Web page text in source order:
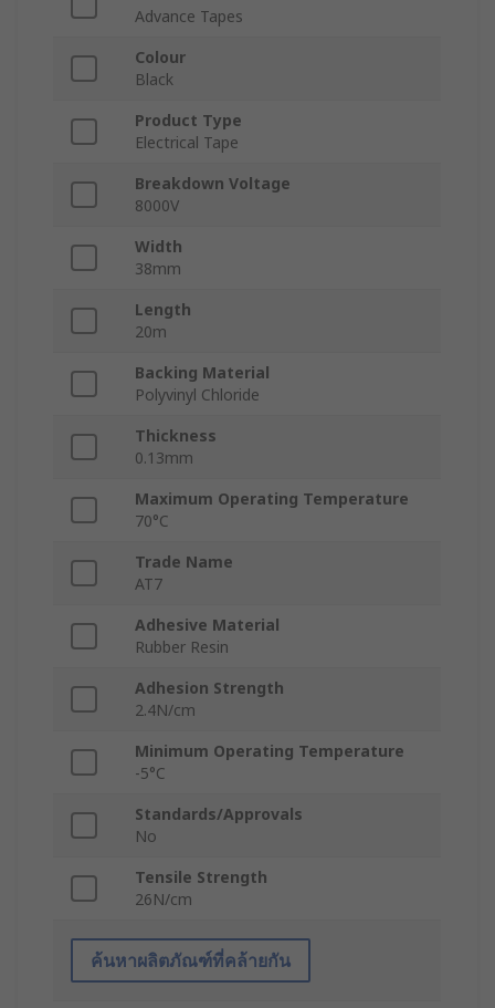
Advance Tapes
Colour
Black
Product Type
Electrical Tape
Breakdown Voltage
8000V
Width
38mm
Length
20m
Backing Material
Polyvinyl Chloride
Thickness
0.13mm
Maximum Operating Temperature
70°C
Trade Name
AT7
Adhesive Material
Rubber Resin
Adhesion Strength
2.4N/cm
Minimum Operating Temperature
-5°C
Standards/Approvals
No
Tensile Strength
26N/cm
ค้นหาผลิตภัณฑ์ที่คล้ายกัน